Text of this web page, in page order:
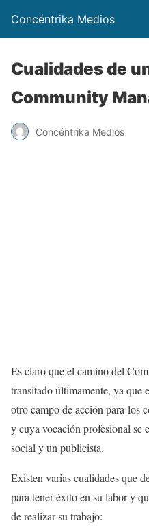
Concéntrika Medios
Cualidades de
Community
Concéntrika Medios
Es claro que el camino del
transitado últimamente, ya que
otro campo de acción para los
y cuya vocación profesional se
social y un publicista.
Existen varias cualidades que
para tener éxito en su labor y
de realizar su trabajo: